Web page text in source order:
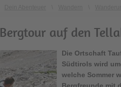
Bergtour auf den
Die Ortschaft
Südtirols wird
welche Sommer